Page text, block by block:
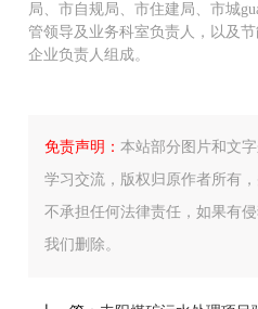
局、市自规局、市住建局、市城
管领导及业务科室负责人，以及
企业负责人组成。
免责声明：本站部分图片和文
学习交流，版权归原作者所有
不承担任何法律责任，如果有
我们删除。